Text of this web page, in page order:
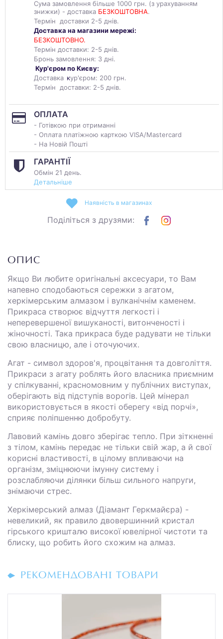
Сума замовлення більше 1000 грн. (з урахуванням
знижки) - доставка БЕЗКОШТОВНА.
Термін доставки 2-5 днів.
Доставка на магазини мережі:
БЕЗКОШТОВНО.
Термін доставки: 2-5 днів.
Бронь замовлення: 3 дні.
Кур'єром по Києву:
Доставка кур'єром: 200 грн.
Термін доставки: 2-5 днів.
ОПЛАТА
- Готівкою при отриманні
- Оплата платіжною карткою VISA/Mastercard
- На Новій Пошті
ГАРАНТІЇ
Обмін 21 день.
Детальніше
Наявність в магазинах
Поділіться з друзями:
ОПИС
Якщо Ви любите оригінальні аксесуари, то Вам
напевно сподобаються сережки з агатом,
херкімерським алмазом і вулканічнім каменем.
Прикраса створює відчуття легкості і
неперевершеної вишуканості, витонченості і
жіночності. Така прикраса буде радувати не тільки
свою власницю, але і оточуючих.
Агат - символ здоров'я, процвітання та довголіття.
Прикраси з агату роблять його власника приємним
у спілкуванні, красномовним у публічних виступах,
оберігають від підступів ворогів. Цей мінерал
використовується в якості оберегу «від порчі»,
сприяє поліпшенню добробуту.
Лавовий камінь довго зберігає тепло. При зіткненні
з тілом, камінь передає не тільки свій жар, а й свої
корисні властивості, в цілому впливаючи на
організм, зміцнюючи імунну систему і
розслабляючи ділянки більш сильного напруги,
знімаючи стрес.
Херкімерський алмаз (Діамант Геркмайєра) -
невеликий, як правило двовершинний кристал
гірського кришталю високої ювелірної чистоти та
блиску, що робить його схожим на алмаз.
РЕКОМЕНДОВАНІ ТОВАРИ